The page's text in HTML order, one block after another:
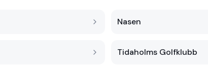
Nasen
Tidaholms Golfklubb